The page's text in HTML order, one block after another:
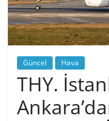
Güncel Hava
THY.